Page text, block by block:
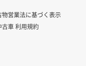
物営業法に基づく表示
古車 利用規約